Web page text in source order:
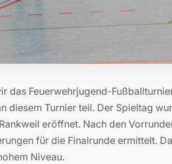
das Feuerwehrjugend-
diesem Turnier teil. Der Spieltag
eröffnet. Nach den
für die Finalrunde ermittelt.
Niveau.